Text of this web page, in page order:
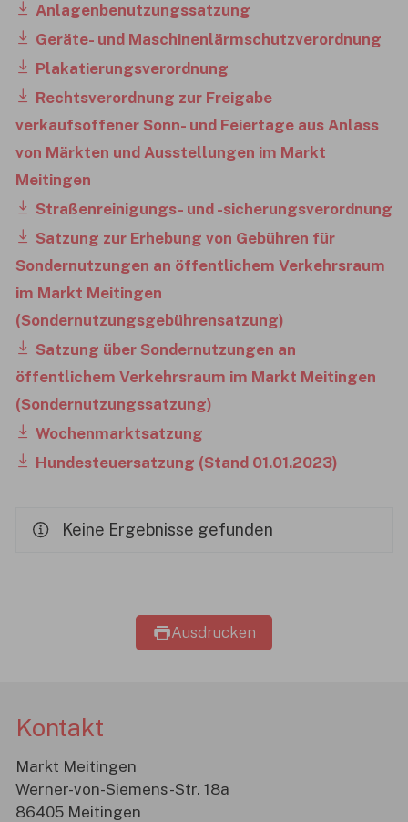
Anlagenbenutzungssatzung
Geräte- und Maschinenlärmschutzverordnung
Plakatierungsverordnung
Rechtsverordnung zur Freigabe
verkaufsoffener Sonn- und Feiertage aus Anlass
von Märkten und Ausstellungen im Markt
Meitingen
Straßenreinigungs- und -sicherungsverordnung
Satzung zur Erhebung von Gebühren für
Sondernutzungen an öffentlichem Verkehrsraum
im Markt Meitingen
(Sondernutzungsgebührensatzung)
Satzung über Sondernutzungen an
öffentlichem Verkehrsraum im Markt Meitingen
(Sondernutzungssatzung)
Wochenmarktsatzung
Hundesteuersatzung (Stand 01.01.2023)
Keine Ergebnisse gefunden
Ausdrucken
Kontakt
Markt Meitingen
Werner-von-Siemens-Str. 18a
86405 Meitingen